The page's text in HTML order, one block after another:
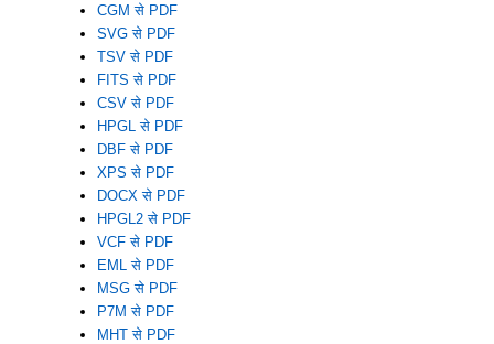
CGM से PDF
SVG से PDF
TSV से PDF
FITS से PDF
CSV से PDF
HPGL से PDF
DBF से PDF
XPS से PDF
DOCX से PDF
HPGL2 से PDF
VCF से PDF
EML से PDF
MSG से PDF
P7M से PDF
MHT से PDF